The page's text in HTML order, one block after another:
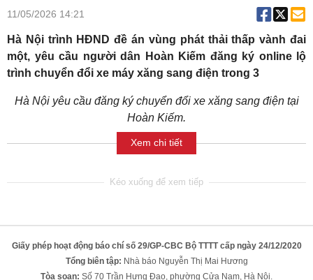
11/05/2026 14:21
Hà Nội trình HĐND đề án vùng phát thải thấp vành đai
một, yêu cầu người dân Hoàn Kiếm đăng ký online lộ
trình chuyển đổi xe máy xăng sang điện trong 3
Hà Nội yêu cầu đăng ký chuyển đổi xe xăng sang điện tại
Hoàn Kiếm.
Xem chi tiết
Giấy phép hoạt động báo chí số 29/GP-CBC Bộ TTTT cấp ngày 24/12/2020
Tổng biên tập: Nhà báo Nguyễn Thị Mai Hương
Tòa soạn: Số 70 Trần Hưng Đạo, phường Cửa Nam, Hà Nội.